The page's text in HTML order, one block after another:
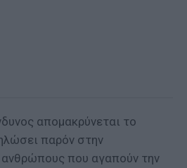
απομακρύνεται το
παρόν στην
ανθρώπους που αγαπούν την